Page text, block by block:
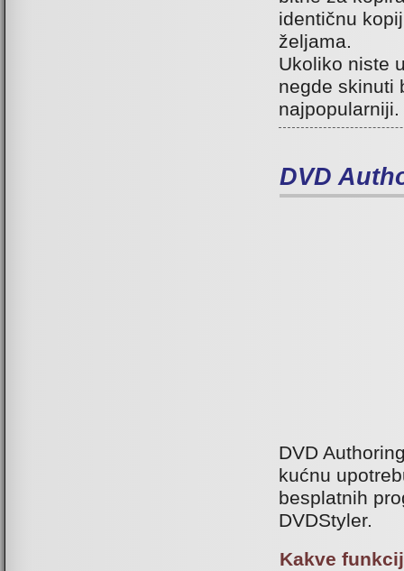
identičnu
željama.
Ukoliko niste
negde skinuti
najpopularniji.
DVD
DVD
kućnu
besplatnih
DVDStyler.
Kakve